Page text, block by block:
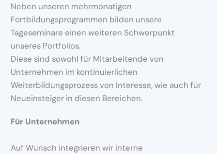
Neben unseren mehrmonatigen
Fortbildungsprogrammen bilden unsere
Tageseminare einen weiteren Schwerpunkt
unseres Portfolios.
Diese sind sowohl für Mitarbeitende von
Unternehmen im kontinuierlichen
Weiterbildungsprozess von Interesse, wie auch für
Neueinsteiger in diesen Bereichen.
Für Unternehmen
Auf Wunsch integrieren wir interne